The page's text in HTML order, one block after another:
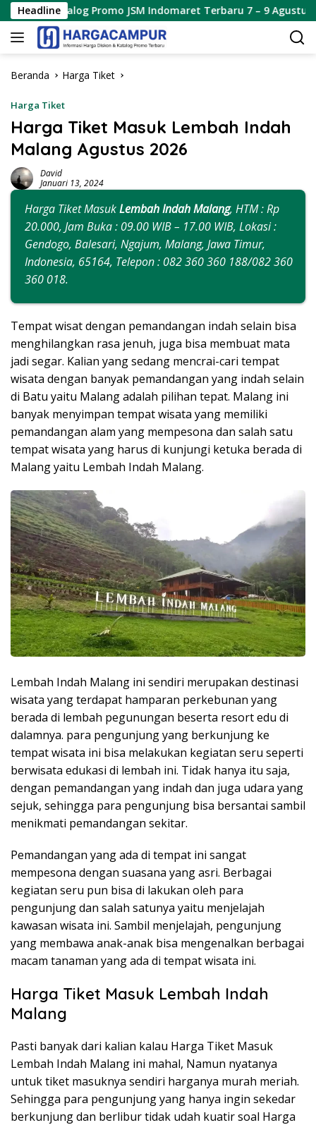
Langsung
ke
konten
Headline
Promo JSM Indomaret Terbaru 7 – 9 Agustus 2026
Beranda Harga Tiket
Harga Tiket
Harga Tiket Masuk Lembah Indah
Malang Agustus 2026
David
Januari 13, 2024
Harga Tiket MasukLembah Indah Malang, HTM : Rp
20.000, Jam Buka : 09.00 WIB – 17.00 WIB, Lokasi :
Gendogo, Balesari, Ngajum, Malang, Jawa Timur,
Indonesia, 65164, Telepon : 082 360 360 188/082 360
360 018.
Tempat wisat dengan pemandangan indah selain bisa
menghilangkan rasa jenuh, juga bisa membuat mata
jadi segar. Kalian yang sedang mencrai-cari tempat
wisata dengan banyak pemandangan yang indah selain
di Batu yaitu Malang adalah pilihan tepat. Malang ini
banyak menyimpan tempat wisata yang memiliki
pemandangan alam yang mempesona dan salah satu
tempat wisata yang harus di kunjungi ketuka berada di
Malang yaitu Lembah Indah Malang.
Lembah Indah Malang ini sendiri merupakan destinasi
wisata yang terdapat hamparan perkebunan yang
berada di lembah pegunungan beserta resort edu di
dalamnya. para pengunjung yang berkunjung ke
tempat wisata ini bisa melakukan kegiatan seru seperti
berwisata edukasi di lembah ini. Tidak hanya itu saja,
dengan pemandangan yang indah dan juga udara yang
sejuk, sehingga para pengunjung bisa bersantai sambil
menikmati pemandangan sekitar.
Pemandangan yang ada di tempat ini sangat
mempesona dengan suasana yang asri. Berbagai
kegiatan seru pun bisa di lakukan oleh para
pengunjung dan salah satunya yaitu menjelajah
kawasan wisata ini. Sambil menjelajah, pengunjung
yang membawa anak-anak bisa mengenalkan berbagai
macam tanaman yang ada di tempat wisata ini.
Harga Tiket Masuk Lembah Indah
Malang
Pasti banyak dari kalian kalau Harga Tiket Masuk
Lembah Indah Malang ini mahal, Namun nyatanya
untuk tiket masuknya sendiri harganya murah meriah.
Sehingga para pengunjung yang hanya ingin sekedar
berkunjung dan berlibur tidak udah kuatir soal Harga